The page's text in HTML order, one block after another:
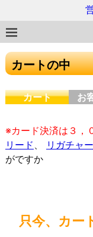
カートの中
カート お
※カード決済は３，
リード 、 リガチャー
がですか
只今、カー